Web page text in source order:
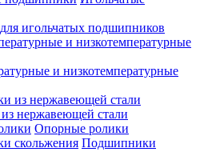
игольчатых подшипников
и низкотемпературные
нержавеющей стали
Опорные ролики
Подшипники